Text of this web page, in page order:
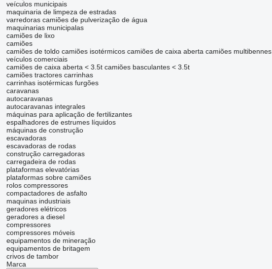
veículos municipais
maquinaria de limpeza de estradas
varredoras camiões de pulverização de água
maquinarias municipalas
camiões de lixo
camiões
camiões de toldo camiões isotérmicos camiões de caixa aberta camiões multibennes
veículos comerciais
camiões de caixa aberta < 3.5t camiões basculantes < 3.5t
camiões tractores carrinhas
carrinhas isotérmicas furgões
caravanas
autocaravanas
autocaravanas integrales
máquinas para aplicação de fertilizantes
espalhadores de estrumes líquidos
máquinas de construção
escavadoras
escavadoras de rodas
construção carregadoras
carregadeira de rodas
plataformas elevatórias
plataformas sobre camiões
rolos compressores
compactadores de asfalto
maquinas industriais
geradores elétricos
geradores a diesel
compressores
compressores móveis
equipamentos de mineração
equipamentos de britagem
crivos de tambor
Marca